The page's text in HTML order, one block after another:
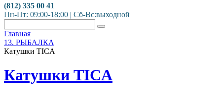
(812) 335 00 41
Пн-Пт: 09:00-18:00 | Сб-Вс:выходной
Главная
13. РЫБАЛКА
Катушки TICA
Катушки TICA